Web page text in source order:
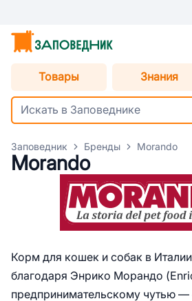
Товары Знания
Заповедник Бренды Morando
Morando
Корм для кошек и собак в
благодаря Энрико Морандо
предпринимательскому чутью —